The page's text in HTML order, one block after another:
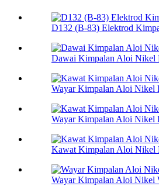
D132 (B-83) Elektrod
Dawai Kimpalan Aloi Nikel
Wayar Kimpalan Aloi Nikel
Wayar Kimpalan Aloi Nikel
Kawat Kimpalan Aloi
Wayar Kimpalan Aloi Nikel